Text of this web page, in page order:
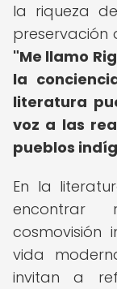
la riqueza
preservación
"Me llamo
la
literatura
voz a las
pueblos
En la
encontrar
cosmovisión
vida
invitan a